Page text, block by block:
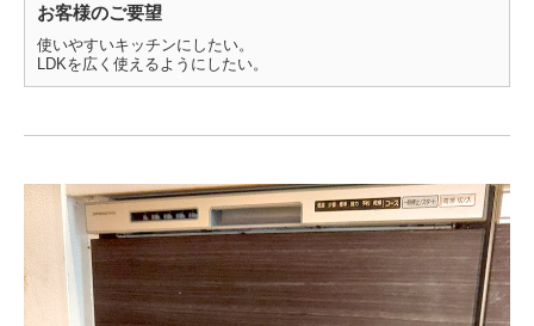
お客様のご要望
使いやすいキッチンにしたい。
LDKを広く使えるようにしたい。